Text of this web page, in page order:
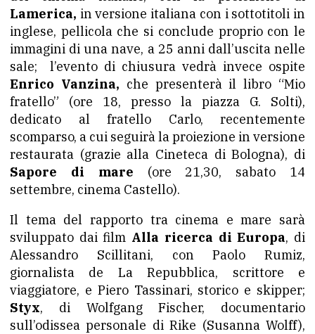
Lamerica, in versione italiana con i sottotitoli in
inglese, pellicola che si conclude proprio con le
immagini di una nave, a 25 anni dall’uscita nelle
sale; l’evento di chiusura vedrà invece ospite
Enrico Vanzina, che presenterà il libro “Mio
fratello” (ore 18, presso la piazza G. Solti),
dedicato al fratello Carlo, recentemente
scomparso, a cui seguirà la proiezione in versione
restaurata (grazie alla Cineteca di Bologna), di
Sapore di mare (ore 21,30, sabato 14
settembre, cinema Castello).
Il tema del rapporto tra cinema e mare sarà
sviluppato dai film Alla ricerca di Europa, di
Alessandro Scillitani, con Paolo Rumiz,
giornalista de La Repubblica, scrittore e
viaggiatore, e Piero Tassinari, storico e skipper;
Styx, di Wolfgang Fischer, documentario
sull’odissea personale di Rike (Susanna Wolff),